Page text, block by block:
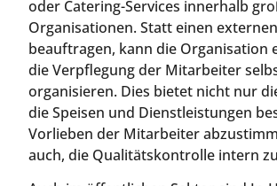
oder Catering-Services innerhalb
Organisationen. Statt einen
beauftragen, kann die Organisation
die Verpflegung der Mitarbeiter
organisieren. Dies bietet nicht nur
die Speisen und Dienstleistungen
Vorlieben der Mitarbeiter
auch, die Qualitätskontrolle intern